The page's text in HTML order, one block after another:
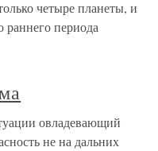
четыре планеты, и
раннего периода
овладевающий
не на дальних